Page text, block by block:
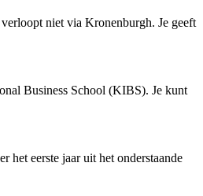
niet via Kronenburgh. Je geeft
Business School (KIBS). Je kunt
het eerste jaar uit het onderstaande